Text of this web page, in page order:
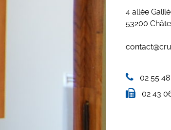
4 allée
53200
02 55
02 43